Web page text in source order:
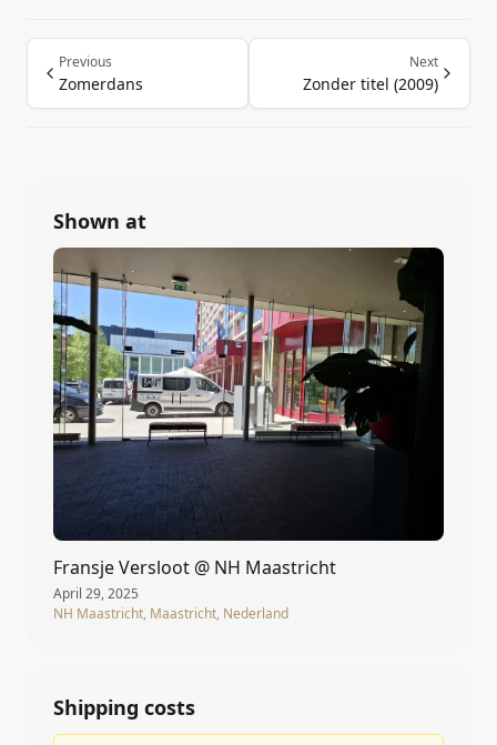
Previous
Zomerdans
Next
Zonder titel (2009)
Shown at
Fransje Versloot @ NH Maastricht
April 29, 2025
NH Maastricht, Maastricht, Nederland
Shipping costs